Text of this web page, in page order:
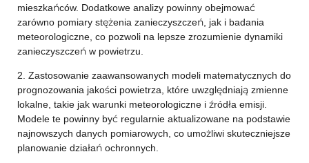
mieszkańców. Dodatkowe analizy powinny obejmować
zarówno pomiary stężenia zanieczyszczeń, jak i badania
meteorologiczne, co pozwoli na lepsze zrozumienie dynamiki
zanieczyszczeń w powietrzu.
2. Zastosowanie zaawansowanych modeli matematycznych do
prognozowania jakości powietrza, które uwzględniają zmienne
lokalne, takie jak warunki meteorologiczne i źródła emisji.
Modele te powinny być regularnie aktualizowane na podstawie
najnowszych danych pomiarowych, co umożliwi skuteczniejsze
planowanie działań ochronnych.